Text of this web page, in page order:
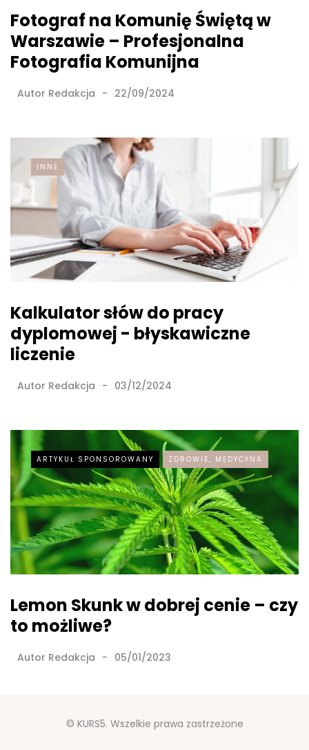
Fotograf na Komunię Świętą w
Warszawie – Profesjonalna
Fotografia Komunijna
Autor Redakcja 22/09/2024
INNE
Kalkulator słów do pracy
dyplomowej - błyskawiczne
liczenie
Autor Redakcja 03/12/2024
ARTYKUŁ SPONSOROWANY ZDROWIE, MEDYCYNA
Lemon Skunk w dobrej cenie – czy
to możliwe?
Autor Redakcja 05/01/2023
© KURS5. Wszelkie prawa zastrzeżone